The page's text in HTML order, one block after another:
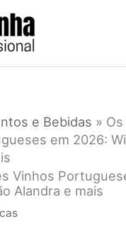
e Bebidas »
em 2026:
Vinhos
Alandra e mais